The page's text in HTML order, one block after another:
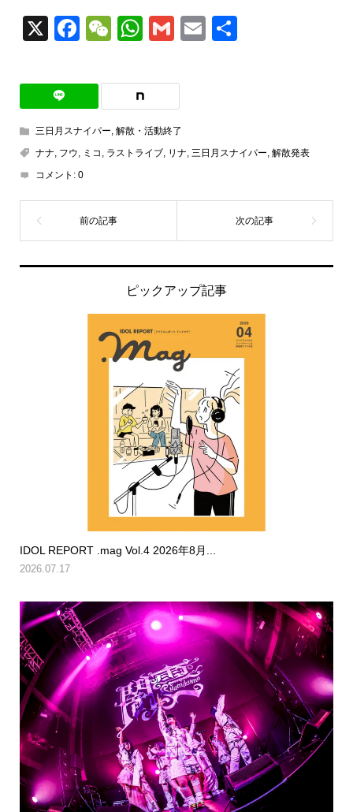
X Facebook
WeChat
WhatsApp
GmailEmail
三日月スナイパー 解散・活動終了
ナナ フウ ミコ ラストライブ, リナ 三日月スナイパー 解散発表
コメント: 0
ピックアップ記事
IDOL REPORT .mag Vol.4 2026年8月...
2026.07.17